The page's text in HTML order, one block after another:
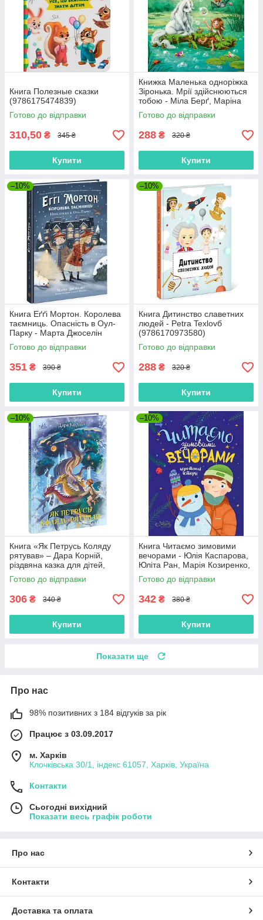
Книга Полезные сказки
(9786175474839)
Готово до відправки
310,50 ₴ 345 ₴
Купити
Книжка Маленька одноріжка
Зіронька. Мрії здійснюються
тобою - Міла Берґ, Маріна
Кремер (9786170959324)
Готово до відправки
288 ₴ 320 ₴
Купити
–10%
Книга Еґґі Мортон. Королева
таємниць. Опасність в Оул-
Парку - Марта Джоселін
(9786170971692)
Готово до відправки
351 ₴ 390 ₴
Купити
–10%
Книга Дитинство славетних
людей - Petra Texlovб
(9786170973580)
Готово до відправки
288 ₴ 320 ₴
Купити
–10%
Книга «Як Петрусь Коляду
рятував» – Дара Корній,
різдвяна казка для дітей,
зимова історія, українська
книга (9786170979926)
Готово до відправки
306 ₴ 340 ₴
Купити
–10%
Книга Читаємо зимовими
вечорами - Юлія Каспарова,
Юліта Ран, Марія Козиренко,
Ганна Макуліна, Інна
Конопленко, Катерина
Тіхозора
Готово до відправки
342 ₴ 380 ₴
Купити
Показати ще
Про нас
98% позитивних з 184 відгуків за рік
Працює з 03.09.2017
м. Харків
Клочківська 30/1, індекс 61057, Харків, Україна
Контакти
Сьогодні вихідний
Показати весь графік роботи
Про нас
Контакти
Доставка та оплата